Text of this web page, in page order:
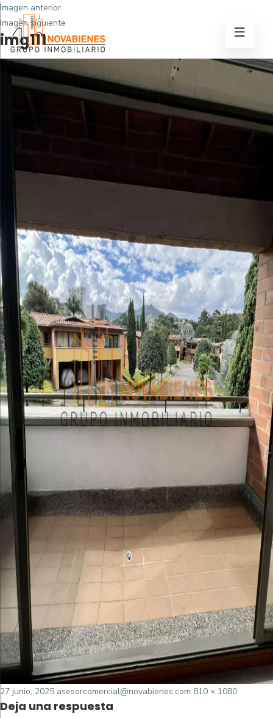
Imagen anterior
Imagen siguiente
img111
Posted
on
27 junio, 2025 asesorcomercial@novabienes.com Tamaño
810 × 1080
Deja una respuesta